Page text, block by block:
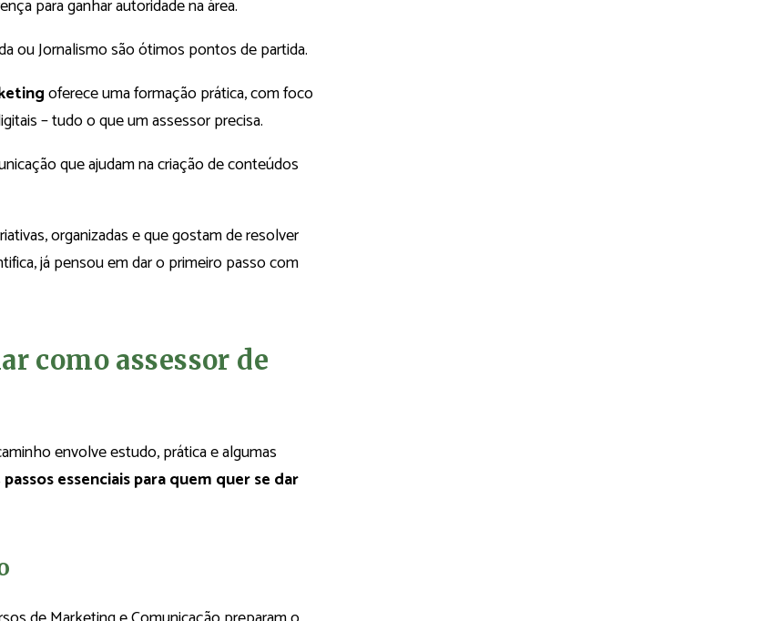
para ganhar autoridade na área.
ou Jornalismo são ótimos pontos de partida.
oferece uma formação prática, com foco
– tudo o que um assessor precisa.
que ajudam na criação de conteúdos
organizadas e que gostam de resolver
já pensou em dar o primeiro passo com
como assessor de
envolve estudo, prática e algumas
passos essenciais para quem quer se dar